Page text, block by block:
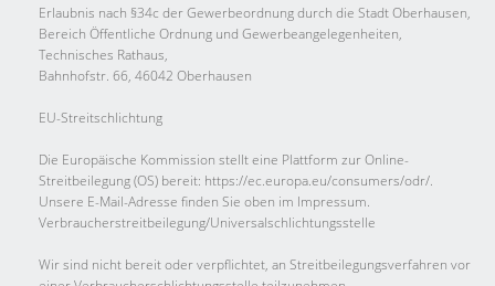
Erlaubnis nach §34c der Gewerbeordnung durch die Stadt Oberhausen,
Bereich Öffentliche Ordnung und Gewerbeangelegenheiten,
Technisches Rathaus,
Bahnhofstr. 66, 46042 Oberhausen
EU-Streitschlichtung
Die Europäische Kommission stellt eine Plattform zur Online-
Streitbeilegung (OS) bereit: https://ec.europa.eu/consumers/odr/.
Unsere E-Mail-Adresse finden Sie oben im Impressum.
Verbraucher­streit­beilegung/Universal­schlichtungs­stelle
Wir sind nicht bereit oder verpflichtet, an Streitbeilegungsverfahren vor